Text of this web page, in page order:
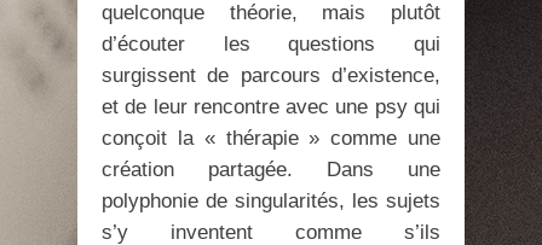
quelconque théorie, mais plutôt
d’écouter les questions qui
surgissent de parcours d’existence,
et de leur rencontre avec une psy qui
conçoit la « thérapie » comme une
création partagée. Dans une
polyphonie de singularités, les sujets
s’y inventent comme s’ils